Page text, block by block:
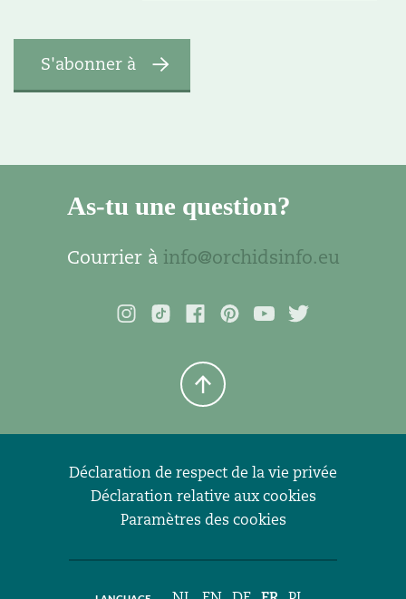
As-tu une question?
Courrier à info@orchidsinfo.eu
Déclaration de respect de la vie privée
Déclaration relative aux cookies
Paramètres des cookies